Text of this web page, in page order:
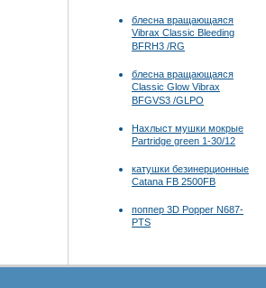
блесна вращающаяся
Vibrax Classic Bleeding
BFRH3 /RG
блесна вращающаяся
Classic Glow Vibrax
BFGVS3 /GLPO
Нахлыст мушки мокрые
Partridge green 1-30/12
катушки безинерционные
Catana FB 2500FB
поппер 3D Popper N687-
PTS